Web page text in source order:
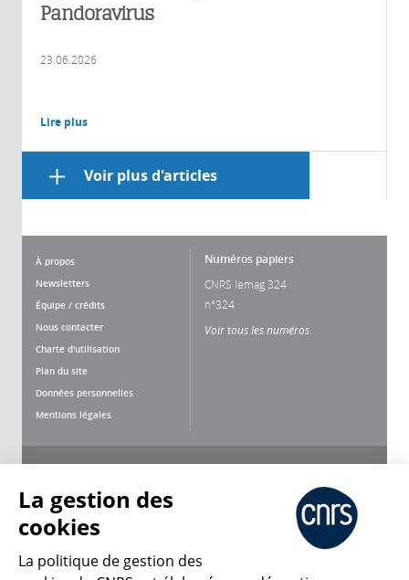
Pandoravirus
23.06.2026
Lire plus
Voir plus d'articles
À propos
Newsletters
Équipe / crédits
Nous contacter
Charte d'utilisation
Plan du site
Données personnelles
Mentions légales
Numéros papiers
CNRS lemag 324
n°324
Voir tous les numéros
La gestion des
cookies
La politique de gestion des